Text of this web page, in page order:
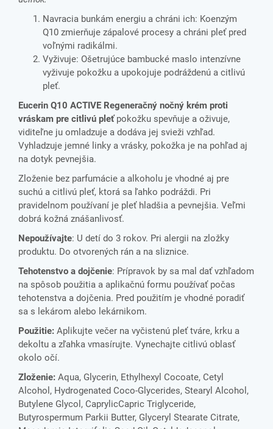
Navracia bunkám energiu a chráni ich: Koenzým
Q10 zmierňuje zápalové procesy a chráni pleť pred
voľnými radikálmi.
Vyživuje: Ošetrujúce bambucké maslo intenzívne
vyživuje pokožku a upokojuje podráždenú a citlivú
pleť.
Eucerin Q10 ACTIVE Regeneračný nočný krém proti
vráskam pre citlivú pleťpokožku spevňuje a oživuje,
viditeľne ju omladzuje a dodáva jej svieži vzhľad.
Vyhladzuje jemné linky a vrásky, pokožka je na pohľad aj
na dotyk pevnejšia.
Zloženie bez parfumácie a alkoholu je vhodné aj pre
suchú a citlivú pleť, ktorá sa ľahko podráždi. Pri
pravidelnom používaní je pleť hladšia a pevnejšia. Veľmi
dobrá kožná znášanlivosť.
Nepoužívajte: U detí do 3 rokov. Pri alergii na zložky
produktu. Do otvorených rán a na sliznice.
Tehotenstvo a dojčenie: Prípravok by sa mal dať vzhľadom
na spôsob použitia a aplikačnú formu používať počas
tehotenstva a dojčenia. Pred použitím je vhodné poradiť
sa s lekárom alebo lekárnikom.
Použitie: Aplikujte večer na vyčistenú pleť tváre, krku a
dekoltu a zľahka vmasírujte. Vynechajte citlivú oblasť
okolo očí.
Zloženie: Aqua, Glycerin, Ethylhexyl Cocoate, Cetyl
Alcohol, Hydrogenated Coco-Glycerides, Stearyl Alcohol,
Butylene Glycol, CaprylicCapric Triglyceride,
Butyrospermum Parkii Butter, Glyceryl Stearate Citrate,